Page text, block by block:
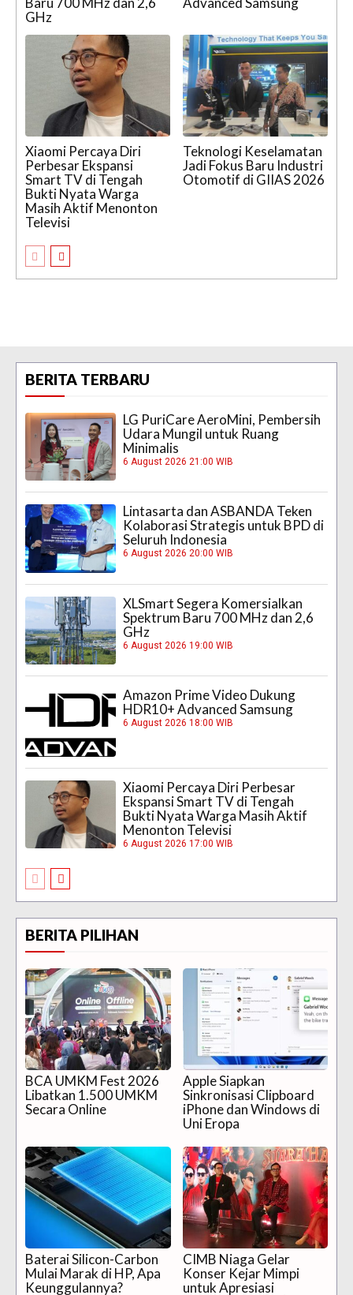
GHz
Xiaomi Percaya Diri
Perbesar Ekspansi
Smart TV di Tengah
Bukti Nyata Warga
Masih Aktif Menonton
Televisi
Teknologi Keselamatan
Jadi Fokus Baru Industri
Otomotif di GIIAS 2026
BERITA TERBARU
LG PuriCare AeroMini, Pembersih
Udara Mungil untuk Ruang
Minimalis
6 August 2026 21:00 WIB
Lintasarta dan ASBANDA Teken
Kolaborasi Strategis untuk BPD di
Seluruh Indonesia
6 August 2026 20:00 WIB
XLSmart Segera Komersialkan
Spektrum Baru 700 MHz dan 2,6
GHz
6 August 2026 19:00 WIB
Amazon Prime Video Dukung
HDR10+ Advanced Samsung
6 August 2026 18:00 WIB
Xiaomi Percaya Diri Perbesar
Ekspansi Smart TV di Tengah
Bukti Nyata Warga Masih Aktif
Menonton Televisi
6 August 2026 17:00 WIB
BERITA PILIHAN
BCA UMKM Fest 2026
Libatkan 1.500 UMKM
Secara Online
Apple Siapkan
Sinkronisasi Clipboard
iPhone dan Windows di
Uni Eropa
Baterai Silicon-Carbon
Mulai Marak di HP, Apa
Keunggulannya?
CIMB Niaga Gelar
Konser Kejar Mimpi
untuk Apresiasi